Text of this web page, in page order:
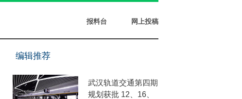
报料台 网上投稿
编辑推荐
武汉轨道交通第四期
规划获批 12、16、